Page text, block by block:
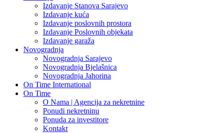
Izdavanje Stanova Sarajevo
Izdavanje kuća
Izdavanje poslovnih prostora
Izdavanje Poslovnih objekata
Izdavanje garaža
Novogradnja
Novogradnja Sarajevo
Novogradnja Bjelašnica
Novogradnja Jahorina
On Time International
On Time
O Nama | Agencija za nekretnine
Ponudi nekretninu
Ponuda za investitore
Kontakt